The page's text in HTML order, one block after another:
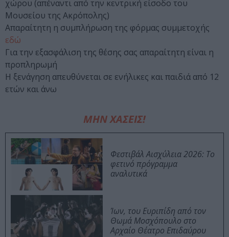
χώρου (απέναντι από την κεντρική είσοδο του
Μουσείου της Ακρόπολης)
Απαραίτητη η συμπλήρωση της φόρμας συμμετοχής
εδώ
Για την εξασφάλιση της θέσης σας απαραίτητη είναι η
προπληρωμή
H ξενάγηση απευθύνεται σε ενήλικες και παιδιά από 12
ετών και άνω
ΜΗΝ ΧΑΣΕΙΣ!
Φεστιβάλ Αισχύλεια 2026: Το
φετινό πρόγραμμα
αναλυτικά
Ίων, του Ευριπίδη από τον
Θωμά Μοσχόπουλο στο
Αρχαίο Θέατρο Επιδαύρου